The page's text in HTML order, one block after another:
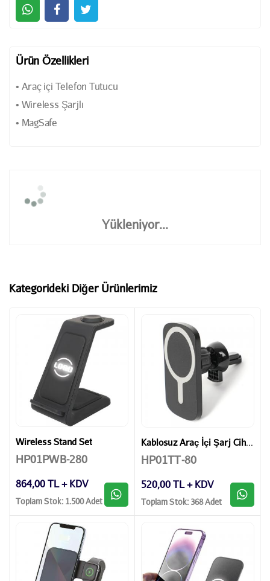
Ürün Özellikleri
• Araç içi Telefon Tutucu
• Wireless Şarjlı
• MagSafe
Yükleniyor...
Kategorideki Diğer Ürünlerimiz
Wireless Stand Set
HP01PWB-280
864,00 TL + KDV
Toplam Stok: 1.500 Adet
Kablosuz Araç İçi Şarj Cihazı
HP01TT-80
520,00 TL + KDV
Toplam Stok: 368 Adet